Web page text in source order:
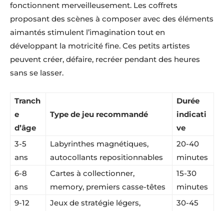
fonctionnent merveilleusement. Les coffrets
proposant des scènes à composer avec des éléments
aimantés stimulent l’imagination tout en
développant la motricité fine. Ces petits artistes
peuvent créer, défaire, recréer pendant des heures
sans se lasser.
Tranch
e
d’âge
Type de jeu recommandé
Durée
indicati
ve
3-5
ans
Labyrinthes magnétiques,
autocollants repositionnables
20-40
minutes
6-8
ans
Cartes à collectionner,
memory, premiers casse-têtes
15-30
minutes
9-12
Jeux de stratégie légers,
30-45